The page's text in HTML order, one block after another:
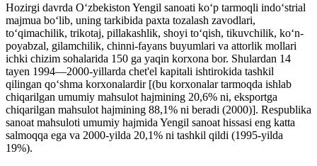
Hozirgi davrda Oʻzbekiston Yengil sanoati koʻp tarmoqli indoʻstrial
majmua boʻlib, uning tarkibida paxta tozalash zavodlari,
toʻqimachilik, trikotaj, pillakashlik, shoyi toʻqish, tikuvchilik, koʻn-
poyabzal, gilamchilik, chinni-fayans buyumlari va attorlik mollari
ichki chizim sohalarida 150 ga yaqin korxona bor. Shulardan 14
tayen 1994—2000-yillarda chet'el kapitali ishtirokida tashkil
qilingan qoʻshma korxonalardir [(bu korxonalar tarmoqda ishlab
chiqarilgan umumiy mahsulot hajmining 20,6% ni, eksportga
chiqarilgan mahsulot hajmining 88,1% ni beradi (2000)]. Respublika
sanoat mahsuloti umumiy hajmida Yengil sanoat hissasi eng katta
salmoqqa ega va 2000-yilda 20,1% ni tashkil qildi (1995-yilda
19%).